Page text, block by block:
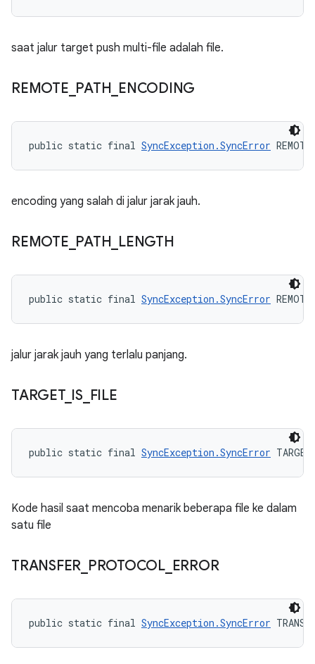
saat jalur target push multi-file adalah file.
REMOTE PATH ENCODING
public static final SyncException.SyncError
encoding yang salah di jalur jarak jauh.
REMOTE PATH LENGTH
public static final SyncException.SyncError
jalur jarak jauh yang terlalu panjang.
TARGET_ IS_ FILE
public static final SyncException.SyncError
Kode hasil saat mencoba menarik beberapa file ke dalam
satu file
TRANSFER PROTOCOL_ ERROR
public static final SyncException.SyncError